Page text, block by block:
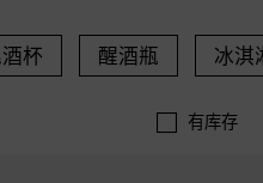
杯 醒酒瓶 冰淇
有库存